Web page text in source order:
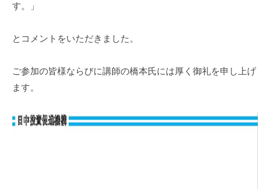
す。」
とコメントをいただきました。
ご参加の皆様ならびに講師の橋本氏には厚く御礼を申し上げ
ます。